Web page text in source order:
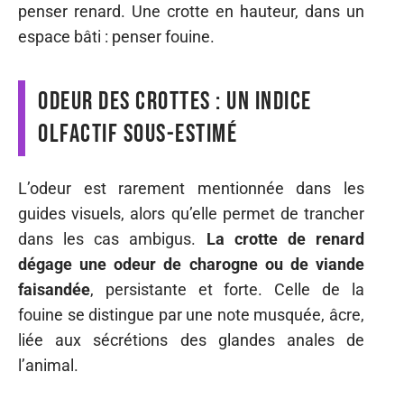
penser renard. Une crotte en hauteur, dans un
espace bâti : penser fouine.
Odeur des crottes : un indice
olfactif sous-estimé
L’odeur est rarement mentionnée dans les
guides visuels, alors qu’elle permet de trancher
dans les cas ambigus. La crotte de renard
dégage une odeur de charogne ou de viande
faisandée, persistante et forte. Celle de la
fouine se distingue par une note musquée, âcre,
liée aux sécrétions des glandes anales de
l’animal.